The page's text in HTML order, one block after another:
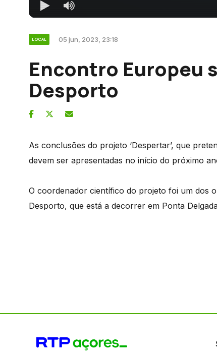
LOCAL 05 jun, 2023, 23:18
Encontro Europeu
Desporto
As conclusões do projeto ‘Despertar’, que
devem ser apresentadas no início do próximo
O coordenador científico do projeto foi um dos
Desporto, que está a decorrer em Ponta